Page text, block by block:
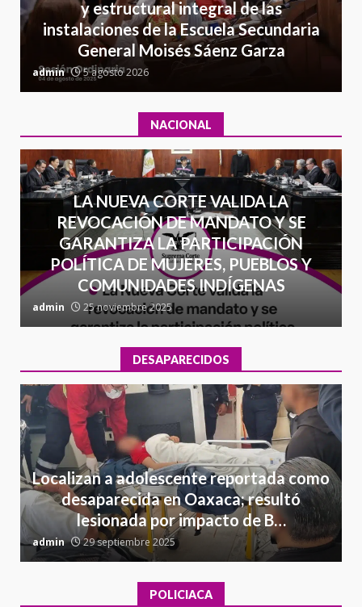
delincuencia organizada y
contrabando
16 julio 2026
y estructural integral de las
instalaciones de la Escuela Secundaria
General Moisés Sáenz Garza
admin 5 agosto 2026
NACIONAL
LA NUEVA CORTE VALIDA LA
REVOCACIÓN DE MANDATO Y SE
GARANTIZA LA PARTICIPACIÓN
POLÍTICA DE MUJERES, PUEBLOS Y
COMUNIDADES INDÍGENAS
admin 25 noviembre 2025
DESAPARECIDOS
Localizan a adolescente reportada como
desaparecida en Oaxaca; resultó
lesionada por impacto de B…
admin 29 septiembre 2025
POLICIACA